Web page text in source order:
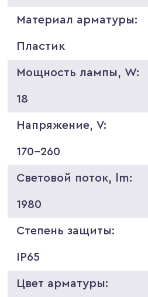
Материал арматуры:
Пластик
Мощность лампы, W:
18
Напряжение, V:
170-260
Световой поток, lm:
1980
Степень защиты:
IP65
Цвет арматуры: